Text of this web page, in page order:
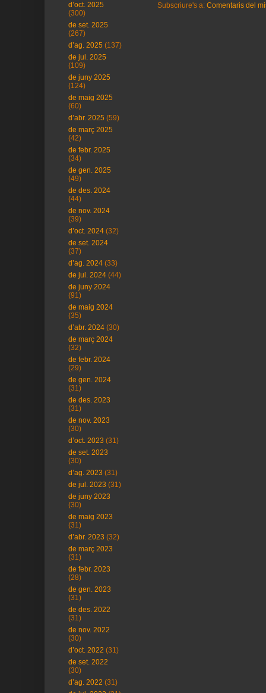
Subscriure's a: Comentaris del
d’oct. 2025
(300)
de set. 2025
(267)
d’ag. 2025 (137)
de jul. 2025
(109)
de juny 2025
(124)
de maig 2025
(60)
d’abr. 2025 (59)
de març 2025
(42)
de febr. 2025
(34)
de gen. 2025
(49)
de des. 2024
(44)
de nov. 2024
(39)
d’oct. 2024 (32)
de set. 2024
(37)
d’ag. 2024 (33)
de jul. 2024 (44)
de juny 2024
(91)
de maig 2024
(35)
d’abr. 2024 (30)
de març 2024
(32)
de febr. 2024
(29)
de gen. 2024
(31)
de des. 2023
(31)
de nov. 2023
(30)
d’oct. 2023 (31)
de set. 2023
(30)
d’ag. 2023 (31)
de jul. 2023 (31)
de juny 2023
(30)
de maig 2023
(31)
d’abr. 2023 (32)
de març 2023
(31)
de febr. 2023
(28)
de gen. 2023
(31)
de des. 2022
(31)
de nov. 2022
(30)
d’oct. 2022 (31)
de set. 2022
(30)
d’ag. 2022 (31)